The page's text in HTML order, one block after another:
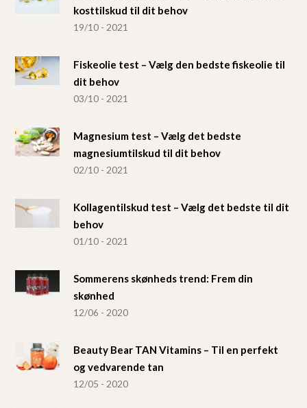
kosttilskud til dit behov
19/10 - 2021
Fiskeolie test – Vælg den bedste fiskeolie til
dit behov
03/10 - 2021
Magnesium test – Vælg det bedste
magnesiumtilskud til dit behov
02/10 - 2021
Kollagentilskud test – Vælg det bedste til dit
behov
01/10 - 2021
Sommerens skønheds trend: Frem din
skønhed
12/06 - 2020
Beauty Bear TAN Vitamins – Til en perfekt
og vedvarende tan
12/05 - 2020